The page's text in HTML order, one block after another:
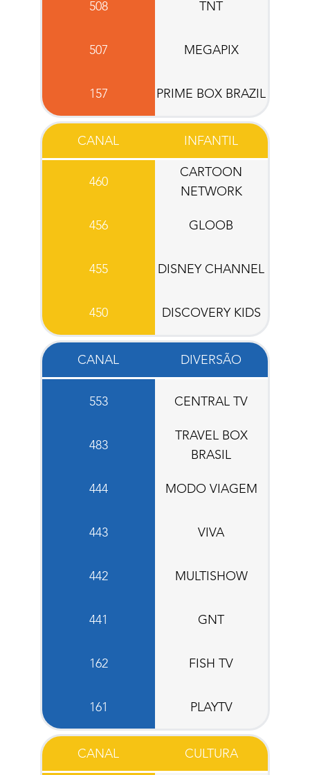
508 TNT
507 MEGAPIX
157 PRIME BOX BRAZIL
CANAL INFANTIL
460
CARTOON
NETWORK
456 GLOOB
455 DISNEY CHANNEL
450 DISCOVERY KIDS
CANAL DIVERSÃO
553 CENTRAL TV
483
TRAVEL BOX
BRASIL
444 MODO VIAGEM
443 VIVA
442 MULTISHOW
441 GNT
162 FISH TV
161 PLAYTV
CANAL CULTURA